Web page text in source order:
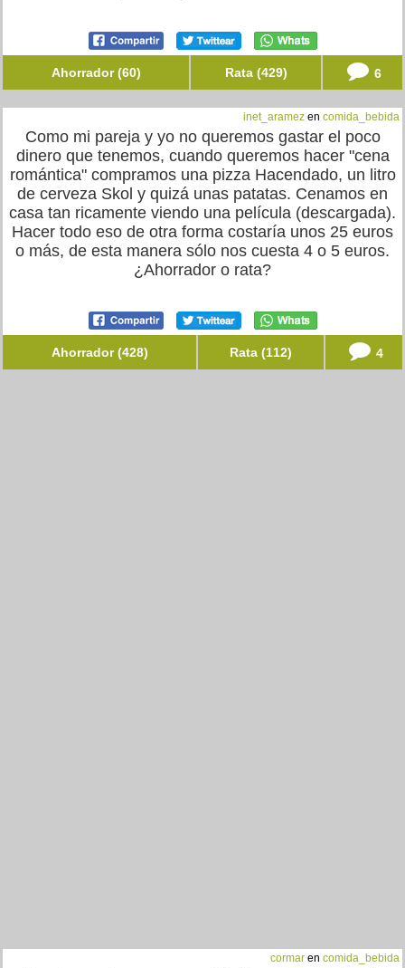
Ahorrador (60) Rata (429) 6
inet_aramez en comida_bebida
Como mi pareja y yo no queremos gastar el poco
dinero que tenemos, cuando queremos hacer "cena
romántica" compramos una pizza Hacendado, un litro
de cerveza Skol y quizá unas patatas. Cenamos en
casa tan ricamente viendo una película (descargada).
Hacer todo eso de otra forma costaría unos 25 euros
o más, de esta manera sólo nos cuesta 4 o 5 euros.
¿Ahorrador o rata?
Ahorrador (428) Rata (112) 4
cormar en comida_bebida